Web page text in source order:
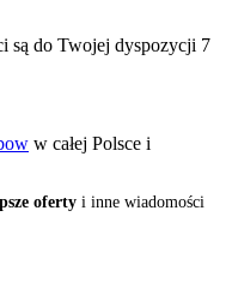
są do Twojej dyspozycji 7
w całej Polsce i
oferty i inne wiadomości